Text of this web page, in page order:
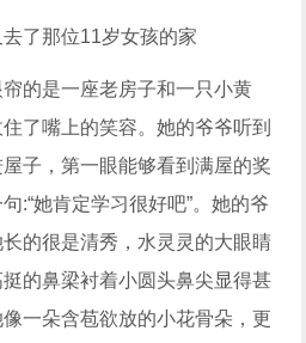
了那位11岁女孩的家
的是一座老房子和一只小黄
了嘴上的笑容。她的爷爷听到
子，第一眼能够看到满屋的奖
:“她肯定学习很好吧”。她的爷
的很是清秀，水灵灵的大眼睛
的鼻梁衬着小圆头鼻尖显得甚
一朵含苞欲放的小花骨朵，更